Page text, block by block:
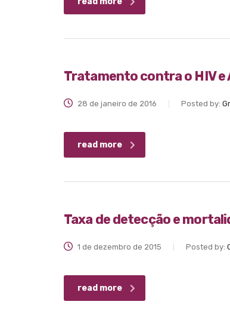
Tratamento contra o HIV
28 de janeiro de 2016 Posted by:
read more
Taxa de detecção e
1 de dezembro de 2015 Posted by:
read more